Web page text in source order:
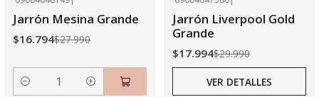
Jarrón Mesina Grande
$16.794$27.990
Cantidad
Agotado
Jarrón Liverpool Gold
Grande
$17.994$29.990
VER DETALLES